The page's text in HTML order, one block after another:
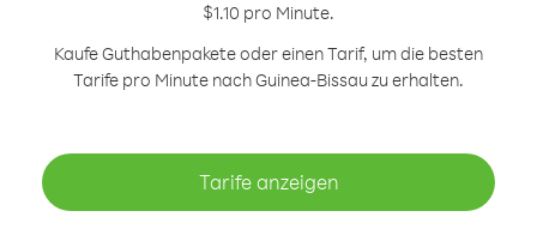
$1.10 pro Minute.
Kaufe Guthabenpakete oder einen Tarif, um die besten
Tarife pro Minute nach Guinea-Bissau zu erhalten.
Tarife anzeigen